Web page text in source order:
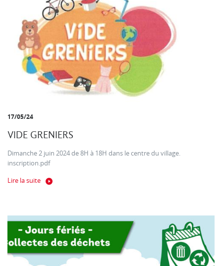
17/05/24
VIDE GRENIERS
Dimanche 2 juin 2024 de 8H à 18H dans le centre du village.
inscription.pdf
Lire la suite